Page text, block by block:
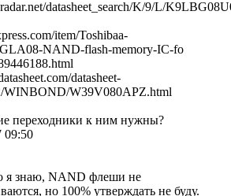
datasheet_search/K/9/L/
item/Toshibaa-
NAND-flash-memory-IC-fo
datasheet-
WINBOND/W39V080APZ.html
переходники к ним нужны?
09:50
я знаю, NAND флеши не
но 100% утверждать не буду.